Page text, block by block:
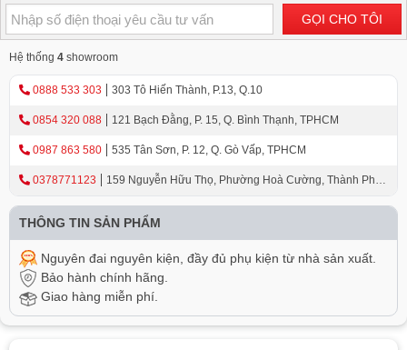
GỌI CHO TÔI
Hệ thống 4 showroom
0888 533 303 303 Tô Hiến Thành, P.13, Q.10
0854 320 088 121 Bạch Đằng, P. 15, Q. Bình Thạnh, TPHCM
0987 863 580 535 Tân Sơn, P. 12, Q. Gò Vấp, TPHCM
0378771123
159 Nguyễn Hữu Thọ, Phường Hoà Cường, Thành Phố
THÔNG TIN SẢN PHẨM
Nguyên đai nguyên kiện, đầy đủ phụ kiện từ nhà sản xuất.
Bảo hành chính hãng.
Giao hàng miễn phí.